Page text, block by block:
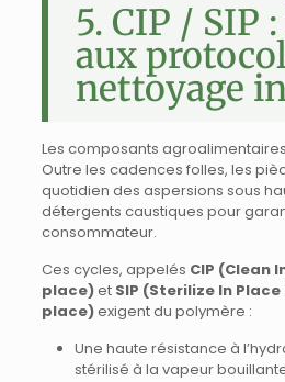
5. CIP / SIP
aux
nettoyage
Les composants
Outre les cadences folles, les
quotidien des aspersions sous
détergents caustiques pour
consommateur.
Ces cycles, appelés CIP (Clean
place)et SIP (Sterilize In
place)exigent du polymère :
Une haute résistance à
stérilisé à la vapeur